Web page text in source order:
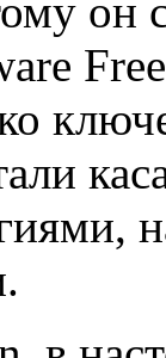
он